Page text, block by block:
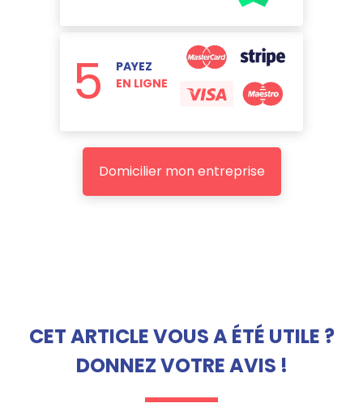
5
PAYEZ
EN LIGNE
Domicilier mon entreprise
CET ARTICLE VOUS A ÉTÉ UTILE ?
DONNEZ VOTRE AVIS !